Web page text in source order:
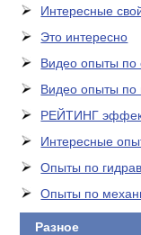
Интересные
Это интересно
Видео опыты по
Видео опыты по
РЕЙТИНГ
Интересные
Опыты по
Опыты по
Разное